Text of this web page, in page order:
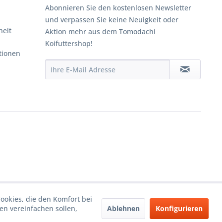
Abonnieren Sie den kostenlosen Newsletter
und verpassen Sie keine Neuigkeit oder
Aktion mehr aus dem Tomodachi
Koifuttershop!
die den Komfort bei
vereinfachen sollen,
Ablehnen Konfigurieren